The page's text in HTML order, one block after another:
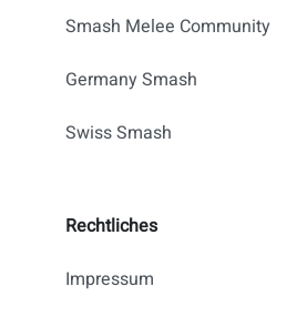
Smash Melee Community
Germany Smash
Swiss Smash
Rechtliches
Impressum